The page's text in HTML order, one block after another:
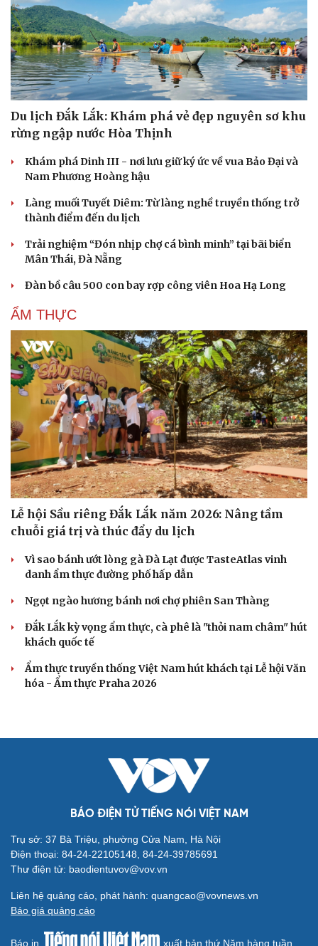
Cải chính
Du lịch Đắk Lắk: Khám phá vẻ đẹp nguyên sơ khu
rừng ngập nước Hòa Thịnh
Khám phá Dinh III - nơi lưu giữ ký ức về vua Bảo Đại và
Nam Phương Hoàng hậu
Làng muối Tuyết Diêm: Từ làng nghề truyền thống trở
thành điểm đến du lịch
Trải nghiệm “Đón nhịp chợ cá bình minh” tại bãi biển
Mân Thái, Đà Nẵng
Đàn bồ câu 500 con bay rợp công viên Hoa Hạ Long
ẨM THỰC
Lễ hội Sầu riêng Đắk Lắk năm 2026: Nâng tầm
chuỗi giá trị và thúc đẩy du lịch
Vì sao bánh ướt lòng gà Đà Lạt được TasteAtlas vinh
danh ẩm thực đường phố hấp dẫn
Ngọt ngào hương bánh nơi chợ phiên San Thàng
Đắk Lắk kỳ vọng ẩm thực, cà phê là "thỏi nam châm" hút
khách quốc tế
Ẩm thực truyền thống Việt Nam hút khách tại Lễ hội Văn
hóa - Ẩm thực Praha 2026
BÁO ĐIỆN TỬ TIẾNG NÓI VIỆT NAM
Trụ sở: 37 Bà Triệu, phường Cửa Nam, Hà Nội
Điện thoại: 84-24-22105148, 84-24-39785691
Thư điện tử: baodientuvov@vov.vn
Liên hệ quảng cáo, phát hành: quangcao@vovnews.vn
Báo giá quảng cáo
Báo in xuất bản thứ Năm hàng tuần